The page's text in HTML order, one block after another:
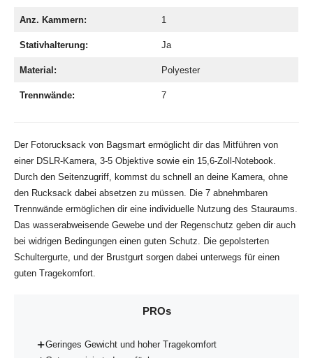
Anz. Kammern: 1
Stativhalterung: Ja
Material: Polyester
Trennwände: 7
Der Fotorucksack von Bagsmart ermöglicht dir das Mitführen von
einer DSLR-Kamera, 3-5 Objektive sowie ein 15,6-Zoll-Notebook.
Durch den Seitenzugriff, kommst du schnell an deine Kamera, ohne
den Rucksack dabei absetzen zu müssen. Die 7 abnehmbaren
Trennwände ermöglichen dir eine individuelle Nutzung des Stauraums.
Das wasserabweisende Gewebe und der Regenschutz geben dir auch
bei widrigen Bedingungen einen guten Schutz. Die gepolsterten
Schultergurte, und der Brustgurt sorgen dabei unterwegs für einen
guten Tragekomfort.
PROs
Geringes Gewicht und hoher Tragekomfort